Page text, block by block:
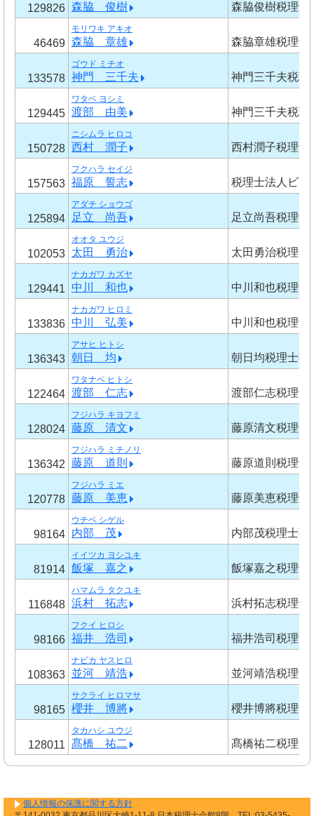
129826 森脇 俊樹 森脇俊樹税理士
46469
モリワキ アキオ
森脇 章雄 森脇章雄税理士
133578
ゴウド ミチオ
神門 三千夫 神門三千夫税理
129445
ワタベ ヨシミ
渡部 由美 神門三千夫税理
150728
ニシムラ ヒロコ
西村 潤子 西村潤子税理士
157563
フクハラ セイジ
福原 誓志 税理士法人ビズ
125894
アダチ ショウゴ
足立 尚吾 足立尚吾税理士
102053
オオタ ユウジ
太田 勇治 太田勇治税理士
129441
ナカガワ カズヤ
中川 和也 中川和也税理士
133836
ナカガワ ヒロミ
中川 弘美 中川和也税理士
136343
アサヒ ヒトシ
朝日 均 朝日均税理士事
122464
ワタナベ ヒトシ
渡部 仁志 渡部仁志税理士
128024
フジハラ キヨフミ
藤原 清文 藤原清文税理士
136342
フジハラ ミチノリ
藤原 道則 藤原道則税理士
120778
フジハラ ミエ
藤原 美恵 藤原美恵税理士
98164
ウチベ シゲル
内部 茂 内部茂税理士事
81914
イイツカ ヨシユキ
飯塚 嘉之 飯塚嘉之税理士
116848
ハマムラ タクユキ
浜村 拓志 浜村拓志税理士
98166
フクイ ヒロシ
福井 浩司 福井浩司税理士
108363
ナビカ ヤスヒロ
並河 靖浩 並河靖浩税理士
98165
サクライ ヒロマサ
櫻井 博將 櫻井博將税理士
128011
タカハシ ユウジ
髙橋 祐二 髙橋祐二税理士
個人情報の保護に関する方針